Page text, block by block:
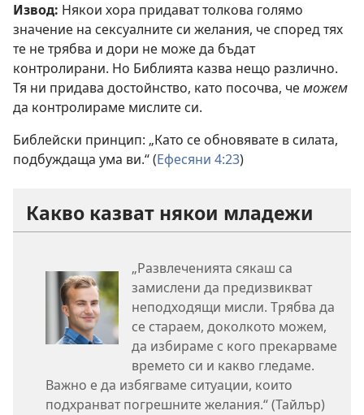
Извод: Някои хора придават толкова голямо
значение на сексуалните си желания, че според тях
те не трябва и дори не може да бъдат
контролирани. Но Библията казва нещо различно.
Тя ни придава достойнство, като посочва, че можем
да контролираме мислите си.
Библейски принцип: „Като се обновявате в силата,
подбуждаща ума ви.“ (Ефесяни 4:23)
Какво казват някои младежи
„Развлеченията сякаш са
замислени да предизвикват
неподходящи мисли. Трябва да
се стараем, доколкото можем,
да избираме с кого прекарваме
времето си и какво гледаме.
Важно е да избягваме ситуации, които
подхранват погрешните желания.“ (Тайлър)